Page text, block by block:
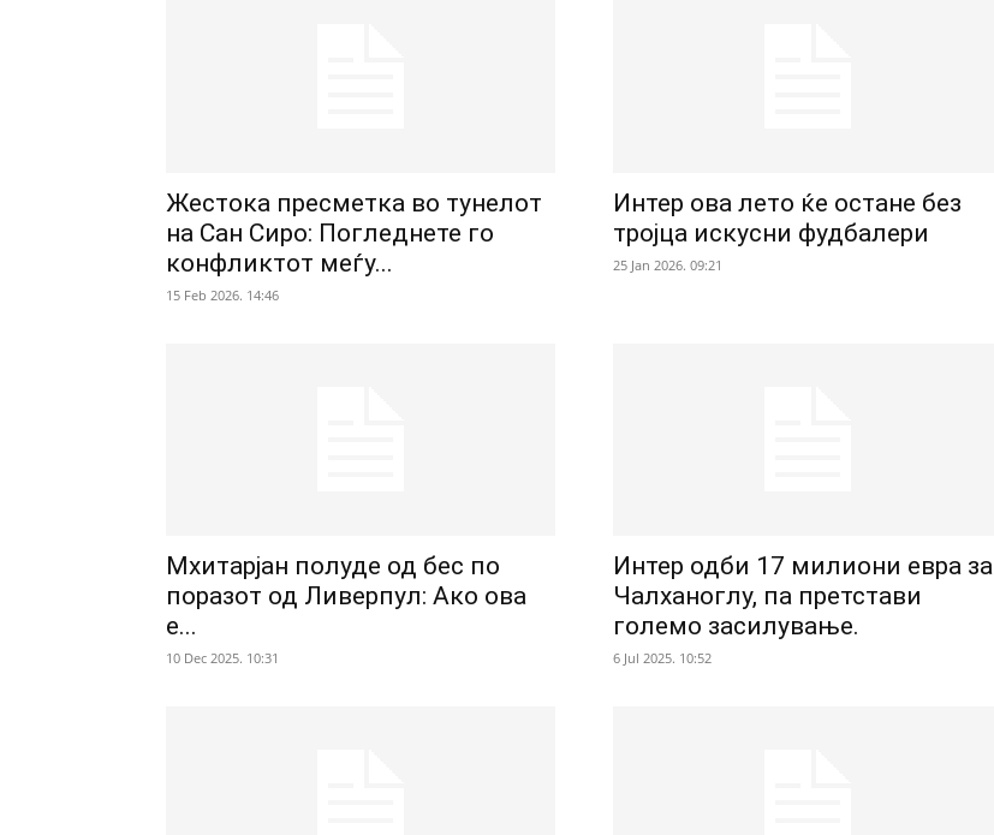
Жестока пресметка во тунелот
на Сан Сиро: Погледнете го
конфликтот меѓу...
15 Feb 2026. 14:46
Интер ова лето ќе остане без
тројца искусни фудбалери
25 Jan 2026. 09:21
Мхитарјан полуде од бес по
поразот од Ливерпул: Ако ова
е...
10 Dec 2025. 10:31
Интер одби 17 милиони евра за
Чалханоглу, па претстави
големо засилување.
6 Jul 2025. 10:52